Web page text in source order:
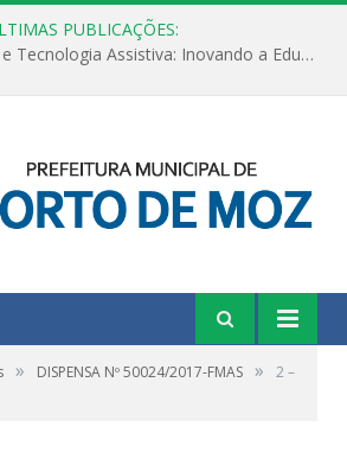
PUBLICAÇÕES:
Inteligência Artificial e Tecnologia Assistiva: Inovando a Educação Especial e Inclusiva
» DISPENSA Nº 50024/2017-FMAS »
2 –